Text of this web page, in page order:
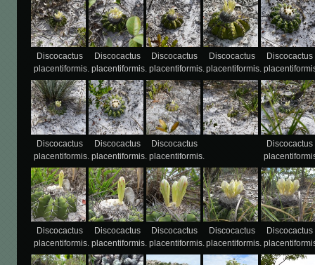
Discocactus
placentiformis.
Discocactus
placentiformis.
Discocactus
placentiformis.
Discocactus
placentiformis.
Discocactus
Discocactus
placentiformis.
Discocactus
placentiformis.
Discocactus
placentiformis.
Discocactus
Discocactus
placentiformis.
Discocactus
placentiformis.
Discocactus
placentiformis.
Discocactus
placentiformis.
Discocactus